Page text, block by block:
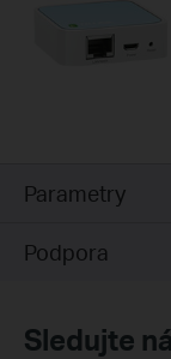
Parametry
Podpora
Sledujte